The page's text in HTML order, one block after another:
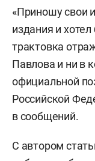
«Приношу свои
издания и
трактовка
Павлова и ни в
официальной
Российской
в сообщений.
С автором